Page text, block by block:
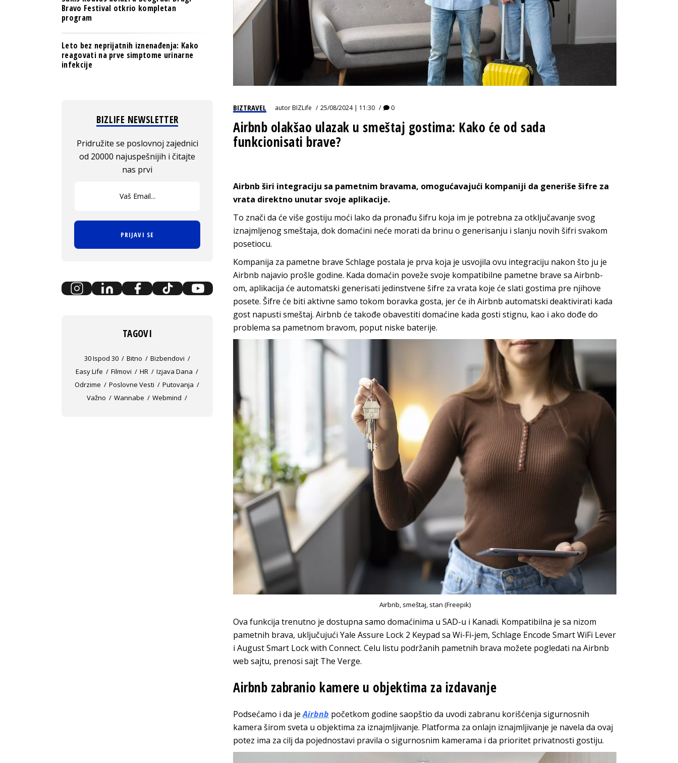
BIZTRAVEL autorBIZLife 25/08/2024 | 11:30 0
Airbnb olakšao ulazak u smeštaj gostima: Kako će od sada
funkcionisati brave?
Airbnb širi integraciju sa pametnim bravama, omogućavajući kompaniji da generiše šifre za
vrata direktno unutar svoje aplikacije.
To znači da će više gostiju moći lako da pronađu šifru koja im je potrebna za otključavanje svog
iznajmljenog smeštaja, dok domaćini neće morati da brinu o generisanju i slanju novih šifri svakom
posetiocu.
Kompanija za pametne brave Schlage postala je prva koja je usvojila ovu integraciju nakon što ju je
Airbnb najavio prošle godine. Kada domaćin poveže svoje kompatibilne pametne brave sa Airbnb-
om, aplikacija će automatski generisati jedinstvene šifre za vrata koje će slati gostima pre njihove
posete. Šifre će biti aktivne samo tokom boravka gosta, jer će ih Airbnb automatski deaktivirati kada
gost napusti smeštaj. Airbnb će takođe obavestiti domaćine kada gosti stignu, kao i ako dođe do
problema sa pametnom bravom, poput niske baterije.
Airbnb, smeštaj, stan (Freepik)
Ova funkcija trenutno je dostupna samo domaćinima u SAD-u i Kanadi. Kompatibilna je sa nizom
pametnih brava, uključujući Yale Assure Lock 2 Keypad sa Wi-Fi-jem, Schlage Encode Smart WiFi Lever
i August Smart Lock with Connect. Celu listu podržanih pametnih brava možete pogledati na Airbnb
web sajtu, prenosi sajt The Verge.
Airbnb zabranio kamere u objektima za izdavanje
Podsećamo i da jeAirbnb početkom godine saopštio da uvodi zabranu korišćenja sigurnosnih
kamera širom sveta u objektima za iznajmljivanje. Platforma za onlajn iznajmljivanje je navela da ovaj
potez ima za cilj da pojednostavi pravila o sigurnosnim kamerama i da prioritet privatnosti gostiju.
Bravo Festival otkrio kompletan
program
Leto bez neprijatnih iznenađenja: Kako
reagovati na prve simptome urinarne
infekcije
BIZLIFE NEWSLETTER
Pridružite se poslovnoj zajednici
od 20000 najuspešnijih i čitajte
nas prvi
PRIJAVI SE
TAGOVI
30 Ispod 30 Bitno
Bizbendovi
Easy Life
Filmovi HR
Izjava Dana
Odrzime
Poslovne Vesti
Putovanja
Važno
Wannabe Webmind